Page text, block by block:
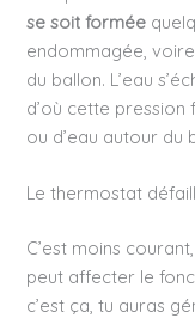
se soit formée
endommagée,
du ballon. L’eau
d’où cette pression
ou d’eau autour du
Le thermostat
C’est moins
peut affecter le
c’est ça, tu auras